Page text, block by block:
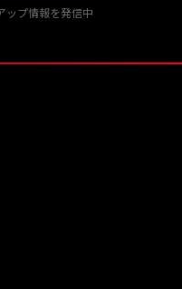
ップ情報を発信中